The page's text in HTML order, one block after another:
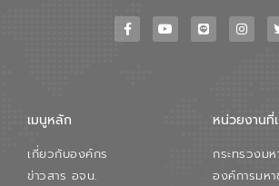
เพื่อสนับสนุนการ
ขณะที่ นายบดินท
สมดุลทางเศรษฐ
ภาคเอกชนในครั้
องค์การจัดการน้ำ
เมนูหลัก
เกี่ยวกับองค์กร
ข่าวสาร อจน.
หน่วยงานที่
กระทรวงมห
องค์การมห